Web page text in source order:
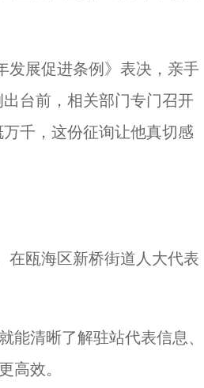
展促进条例》表决，亲手
台前，相关部门专门召开
千，这份征询让他真切感
瓯海区新桥街道人大代表
清晰了解驻站代表信息、
高效。